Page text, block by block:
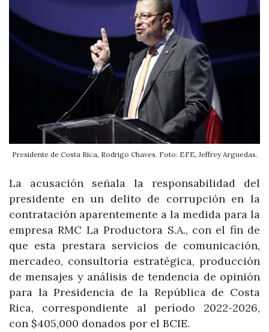
Presidente de Costa Rica, Rodrigo Chaves. Foto: EFE, Jeffrey Arguedas.
La acusación señala la responsabilidad del
presidente en un delito de corrupción en la
contratación aparentemente a la medida para la
empresa RMC La Productora S.A., con el fin de
que esta prestara servicios de comunicación,
mercadeo, consultoría estratégica, producción
de mensajes y análisis de tendencia de opinión
para la Presidencia de la República de Costa
Rica, correspondiente al período 2022-2026,
con $405,000 donados por el BCIE.